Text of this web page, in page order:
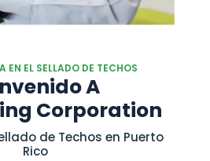
EN EL SELLADO DE TECHOS
A
Corporation
de Techos en Puerto
Rico